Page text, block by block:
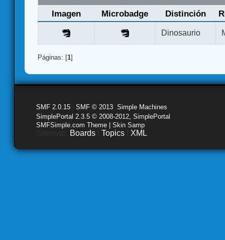
Imagen Microbadge Distinción
Dinosaurio
Páginas: [1]
SMF 2.0.15 SMF © 2013 Simple Machines
SimplePortal 2.3.5 © 2008-2012, SimplePortal
SMFSimple.com Theme | Skin Samp
Boards Topics XML